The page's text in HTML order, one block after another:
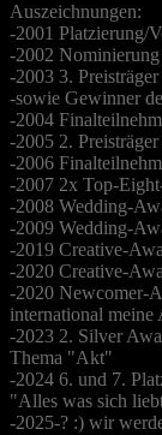
Auszeichnungen:
-2001 Platzierung/
-2002
-2003 3.
-sowie Gewinner
-2004
-2005 2.
-2006
-2007 2x Top-
-2008 Wedding-
-2009 Wedding-
-2019 Creative-
-2020 Creative-
-2020 Newcomer-
international meine
-2023 2. Silver
Thema "Akt"
-2024 6. und 7.
"Alles was sich
-2025-? :) wir